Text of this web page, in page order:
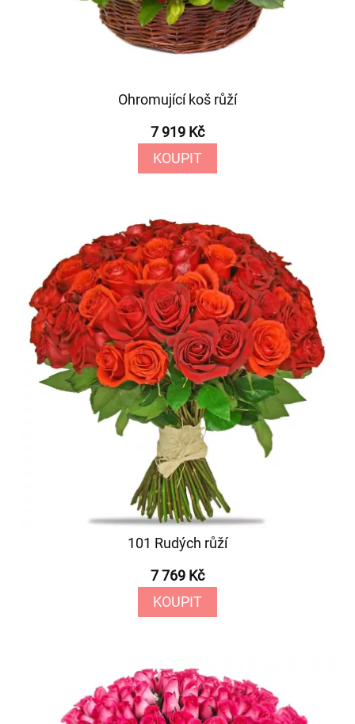
Ohromující koš růží
7 919 Kč
KOUPIT
101 Rudých růží
7 769 Kč
KOUPIT